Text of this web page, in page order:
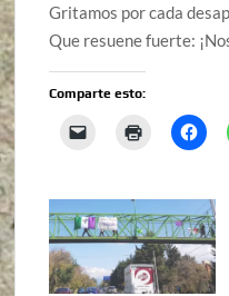
Gritamos por cada
Que resuene fuerte:
Comparte esto: